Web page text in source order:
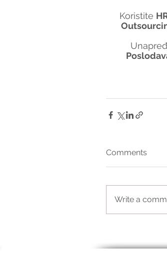
Koristite
Comments
Write a